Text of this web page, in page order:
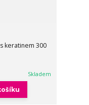
keratinem 300
Skladem